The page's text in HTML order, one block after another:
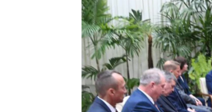
LA REALIDAD DE LA VIVIENDA EN
SER VIEJO EN CUBA